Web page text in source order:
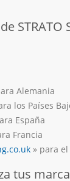
STRATO
Alemania
los Países
España
Francia
» para
tus